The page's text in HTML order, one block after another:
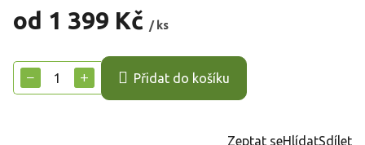
od 1 399 Kč / ks
cena:
+
− Přidat do košíku
Zeptat seHlídatSdílet